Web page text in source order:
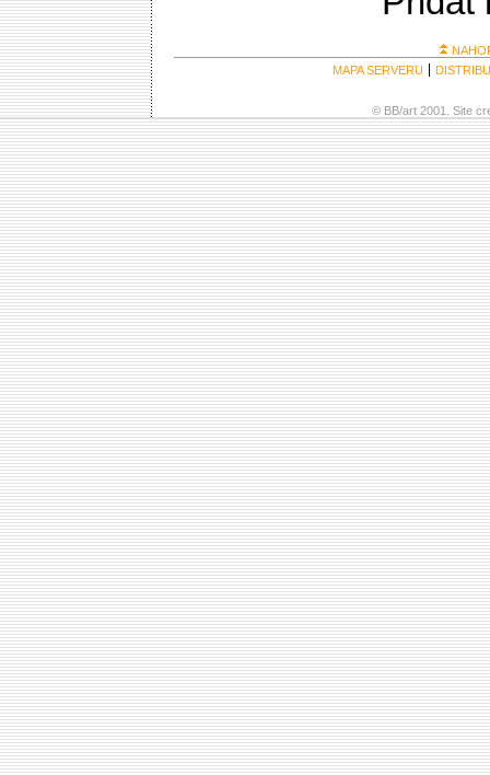
MAPA SERVERU
© BB/art 2001. Site